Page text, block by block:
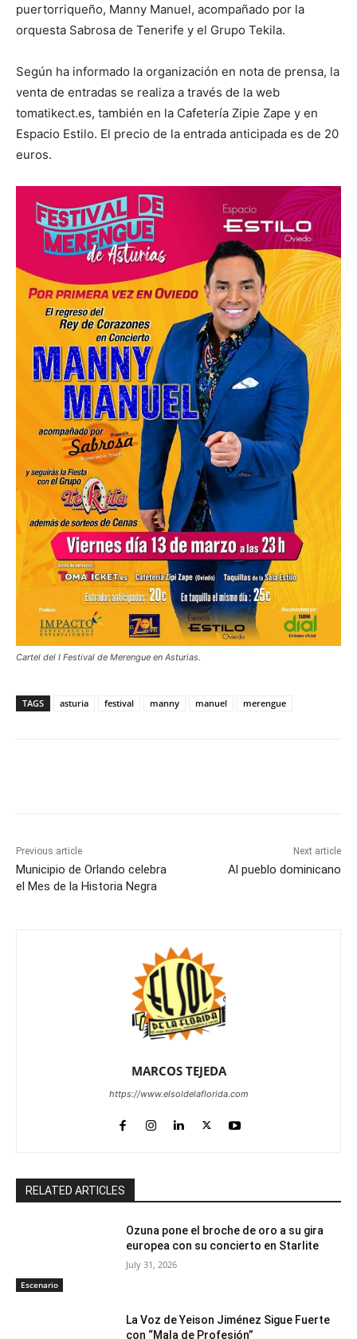
puertorriqueño, Manny Manuel, acompañado por la
orquesta Sabrosa de Tenerife y el Grupo Tekila.
Según ha informado la organización en nota de prensa, la
venta de entradas se realiza a través de la web
tomatikect.es, también en la Cafetería Zipie Zape y en
Espacio Estilo. El precio de la entrada anticipada es de 20
euros.
Cartel del I Festival de Merengue en Asturias.
TAGS asturia festival manny manuel merengue
Previous article
Municipio de Orlando celebra
el Mes de la Historia Negra
Next article
Al pueblo dominicano
MARCOS TEJEDA
https://www.elsoldelaflorida.com
RELATED ARTICLES
Escenario
Ozuna pone el broche de oro a su gira
europea con su concierto en Starlite
July 31, 2026
La Voz de Yeison Jiménez Sigue Fuerte
con “Mala de Profesión”